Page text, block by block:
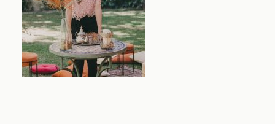
Sobre Nosotros
Contacto